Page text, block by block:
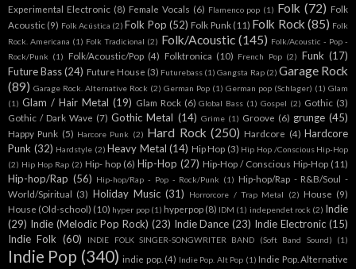
Experimental Electronic (8) Female Vocals (6) Flamenco pop (1) Folk (72) Folk
Acoustic (9) Folk Acústica (2) Folk Pop (52) Folk Punk (11) Folk Rock (85) Folk
Rock. Americana (1) Folk Tradicional (2) Folk/Acoustic (145) Folk/Acoustic - Pop -
Rock/Punk (1) Folk/Acoustic/Pop (4) Folktronica (10) French Pop (2) Funk (17)
Future Bass (24) Future House (3) Futurebass (1) Gangsta Rap (2) Garage Rock
(89) Garage Rock. Alternative Rock (2) German Pop (1) German pop (Schlager) (1) Glam
(1) Glam / Hair Metal (19) Glam Rock (6) Global Bass (1) Gospel (2) Gothic (3)
Gothic / Dark Wave (7) Gothic Metal (14) Grime (1) Groove (6) grunge (45)
Happy Punk (5) Harcore Punk (2) Hard Rock (250) Hardcore (4) Hardcore
Punk (32) Hardstyle (2) Heavy Metal (14) Hip Hop (3) Hip Hop /Conscious Hip-Hop
(2) Hip Hop Rap (2) Hip- hop (6) Hip-Hop (27) Hip-Hop / Conscious Hip-Hop (11)
Hip-hop/Rap (56) Hip-hop/Rap - Pop - Rock/Punk (1) Hip-hop/Rap - R&B/Soul -
World/Spiritual (3) Holiday Music (31) Horrorcore / Trap Metal (2) House (9)
House (Old-school) (10) hyper pop (1) hyperpop (8) IDM (1) independet rock (2) Indie
(29) Indie (Melodic Pop Rock) (23) Indie Dance (23) Indie Electronic (15)
Indie Folk (60) INDIE FOLK SINGER-SONGWRITER BAND (Soft Band Sound) (1)
Indie Pop (340) indie pop. (4) Indie Pop. Alt Pop (1) Indie Pop. Alternative